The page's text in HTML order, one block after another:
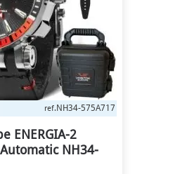
ref.NH34-575A717
ENERGIA-2
NH34-